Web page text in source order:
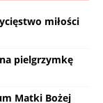
miłości
pielgrzymkę
Matki Bożej